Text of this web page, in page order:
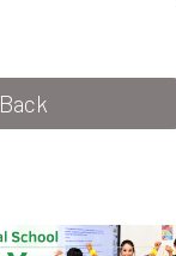
Back